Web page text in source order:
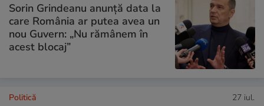
Sorin Grindeanu anunță data la
care România ar putea avea un
nou Guvern: „Nu rămânem în
acest blocaj”
Politică 27 iul.